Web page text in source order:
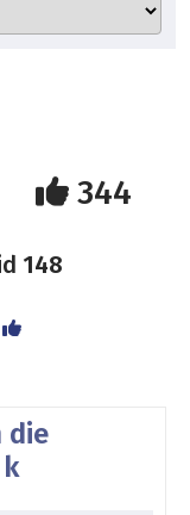
344
148
die